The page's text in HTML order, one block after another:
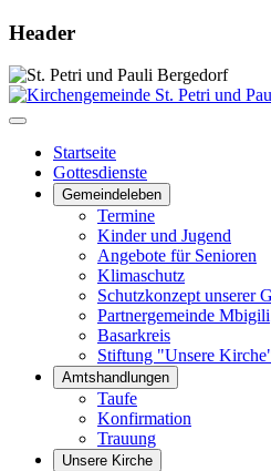
Header
Startseite
Gottesdienste
Gemeindeleben
Termine
Kinder und Jugend
Angebote für Senioren
Klimaschutz
Schutzkonzept unserer
Partnergemeinde Mbigili
Basarkreis
Stiftung "Unsere
Amtshandlungen
Taufe
Konfirmation
Trauung
Unsere Kirche